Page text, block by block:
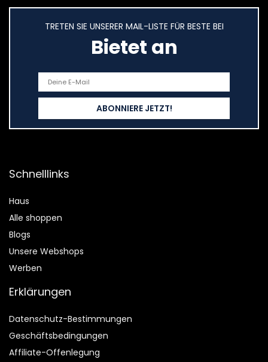
TRETEN SIE UNSERER MAIL-LISTE FÜR BESTE BEI
Bietet an
Schnelllinks
Haus
Alle shoppen
Blogs
Unsere Webshops
Werben
Erklärungen
Datenschutz-Bestimmungen
Geschäftsbedingungen
Affiliate-Offenlegung